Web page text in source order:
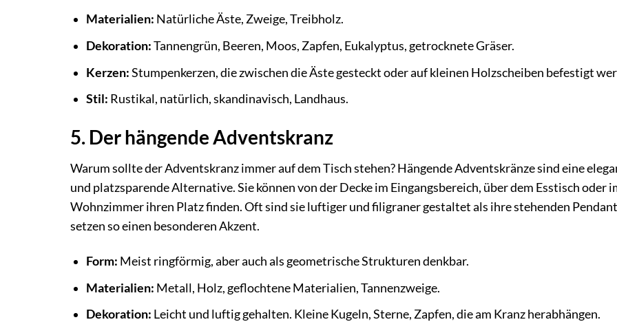
Materialien: Natürliche Äste, Zweige, Treibholz.
Dekoration:Tannengrün, Beeren, Moos, Zapfen, Eukalyptus, getrocknete Gräser.
Kerzen:Stumpenkerzen, die zwischen die Äste gesteckt oder auf kleinen Holzscheiben befestigt
Stil: Rustikal, natürlich, skandinavisch, Landhaus.
5. Der hängende Adventskranz
Warum sollte der Adventskranz immer auf dem Tisch stehen? Hängende Adventskränze sind eine
und platzsparende Alternative. Sie können von der Decke im Eingangsbereich, über dem Esstisch oder
Wohnzimmer ihren Platz finden. Oft sind sie luftiger und filigraner gestaltet als ihre stehenden
setzen so einen besonderen Akzent.
Form: Meist ringförmig, aber auch als geometrische Strukturen denkbar.
Materialien: Metall, Holz, geflochtene Materialien, Tannenzweige.
Dekoration: Leicht und luftig gehalten. Kleine Kugeln, Sterne, Zapfen, die am Kranz herabhängen.